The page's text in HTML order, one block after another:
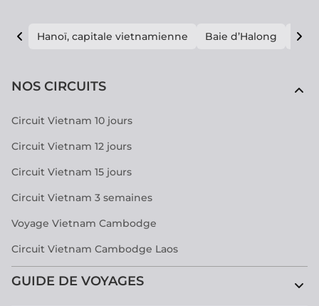
Hanoï, capitale vietnamienne Baie d’Halong E
NOS CIRCUITS
Circuit Vietnam 10 jours
Circuit Vietnam 12 jours
Circuit Vietnam 15 jours
Circuit Vietnam 3 semaines
Voyage Vietnam Cambodge
Circuit Vietnam Cambodge Laos
GUIDE DE VOYAGES